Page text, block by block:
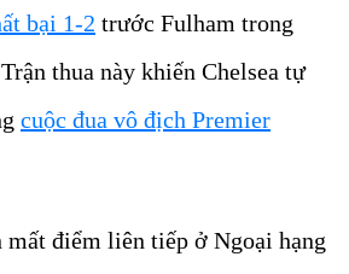
bại 1-2 trước Fulham trong
thua này khiến Chelsea tự
cuộc đua vô địch Premier
mất điểm liên tiếp ở Ngoại hạng